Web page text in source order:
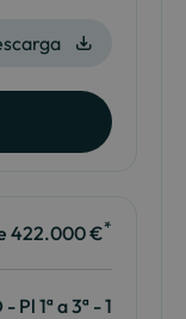
422.000 €*
Pl 1ª a 3ª - 1